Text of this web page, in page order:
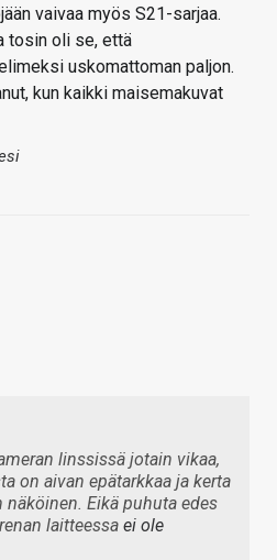
vaivaa myös S21-sarjaa.
tosin oli se, että
uskomattoman paljon.
kun kaikki maisemakuvat
linssissä jotain vikaa,
on aivan epätarkkaa ja kerta
Eikä puhuta edes
laitteessa ei ole